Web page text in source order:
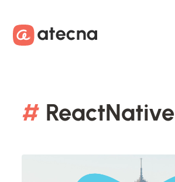
# ReactNative